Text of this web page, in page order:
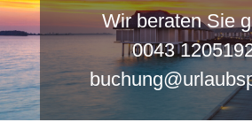
Wir beraten Sie
0043